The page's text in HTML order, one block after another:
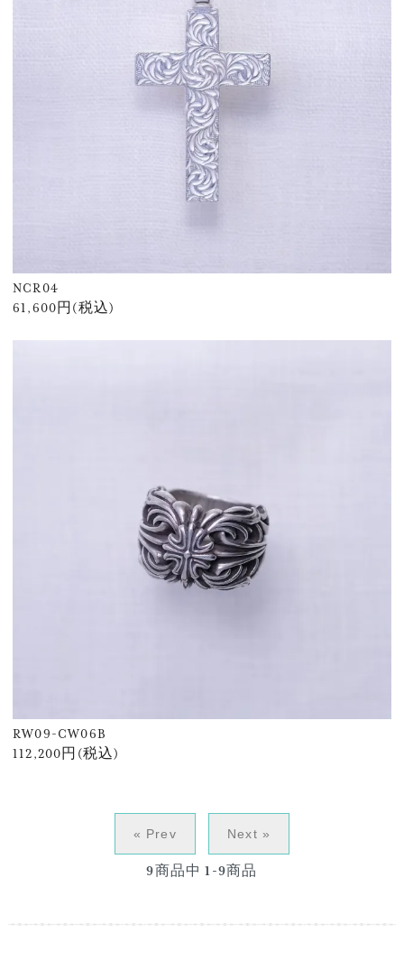
NCR04
61,600円(税込)
RW09-CW06B
112,200円(税込)
« Prev Next »
9商品中 1-9商品